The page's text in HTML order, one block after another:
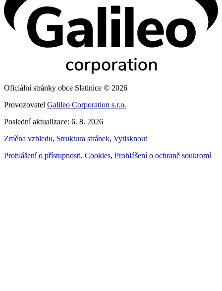
Oficiální stránky obce Slatinice © 2026
Provozovatel Galileo Corporation s.r.o.
Poslední aktualizace: 6. 8. 2026
Změna vzhledu, Struktura stránek, Vytisknout
Prohlášení o přístupnosti, Cookies, Prohlášení o ochraně soukromí